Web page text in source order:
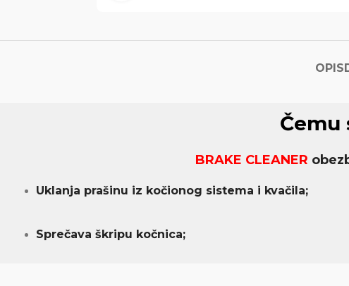
OPIS
Čemu
BRAKE CLEANER
Uklanja prašinu iz kočionog sistema i kvačila;
Sprečava škripu kočnica;